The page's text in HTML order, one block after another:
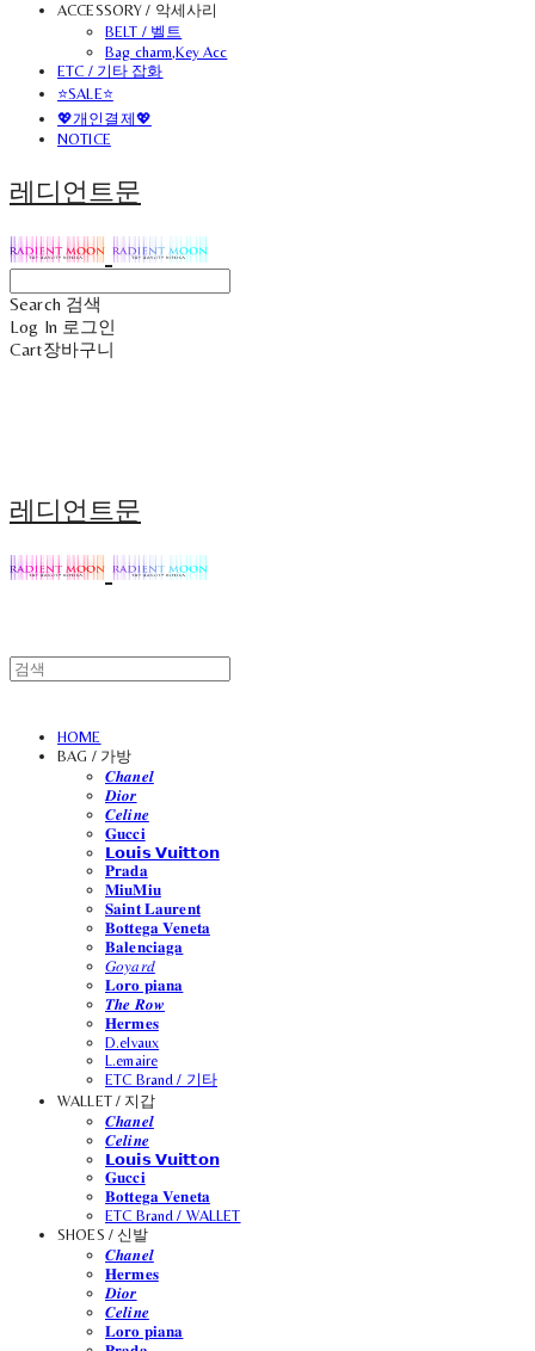
ACCESSORY / 악세사리
BELT / 벨트
Bag charm,Key Acc
ETC / 기타 잡화
⭐SALE⭐
💖개인결제💖
NOTICE
레디언트문
Search 검색
Log In 로그인
Cart장바구니
레디언트문
HOME
BAG / 가방
𝑪𝒉𝒂𝒏𝒆𝒍
𝑫𝒊𝒐𝒓
𝑪𝒆𝒍𝒊𝒏𝒆
𝐆𝐮𝐜𝐜𝐢
𝗟𝗼𝘂𝗶𝘀 𝗩𝘂𝗶𝘁𝘁𝗼𝗻
𝐏𝐫𝐚𝐝𝐚
𝐌𝐢𝐮𝐌𝐢𝐮
𝐒𝐚𝐢𝐧𝐭 𝐋𝐚𝐮𝐫𝐞𝐧𝐭
𝐁𝐨𝐭𝐭𝐞𝐠𝐚 𝐕𝐞𝐧𝐞𝐭𝐚
𝐁𝐚𝐥𝐞𝐧𝐜𝐢𝐚𝐠𝐚
𝐺𝑜𝑦𝑎𝑟𝑑
𝐋𝐨𝐫𝐨 𝐩𝐢𝐚𝐧𝐚
𝑻𝒉𝒆 𝑹𝒐𝒘
𝐇𝐞𝐫𝐦𝐞𝐬
D.elvaux
L.emaire
ETC Brand / 기타
WALLET / 지갑
𝑪𝒉𝒂𝒏𝒆𝒍
𝑪𝒆𝒍𝒊𝒏𝒆
𝗟𝗼𝘂𝗶𝘀 𝗩𝘂𝗶𝘁𝘁𝗼𝗻
𝐆𝐮𝐜𝐜𝐢
𝐁𝐨𝐭𝐭𝐞𝐠𝐚 𝐕𝐞𝐧𝐞𝐭𝐚
ETC Brand / WALLET
SHOES / 신발
𝑪𝒉𝒂𝒏𝒆𝒍
𝐇𝐞𝐫𝐦𝐞𝐬
𝑫𝒊𝒐𝒓
𝑪𝒆𝒍𝒊𝒏𝒆
𝐋𝐨𝐫𝐨 𝐩𝐢𝐚𝐧𝐚